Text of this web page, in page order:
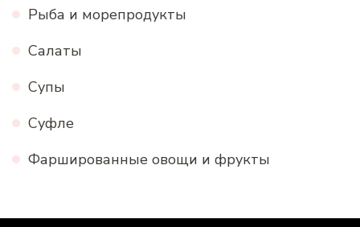
Рыба и морепродукты
Салаты
Супы
Суфле
Фаршированные овощи и фрукты